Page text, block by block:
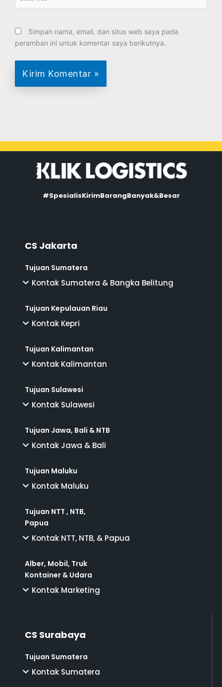
Web
Simpan nama, email, dan situs web saya pada
peramban ini untuk komentar saya berikutnya.
#SpesialisKirimBarangBanyak&Besar
CS Jakarta
Tujuan Sumatera
Kontak Sumatera & Bangka Belitung
Tujuan Kepulauan Riau
Kontak Kepri
Tujuan Kalimantan
Kontak Kalimantan
Tujuan Sulawesi
Kontak Sulawesi
Tujuan Jawa, Bali & NTB
Kontak Jawa & Bali
Tujuan Maluku
Kontak Maluku
Tujuan NTT , NTB,
Papua
Kontak NTT, NTB, & Papua
Alber, Mobil, Truk
Kontainer & Udara
Kontak Marketing
CS Surabaya
Tujuan Sumatera
Kontak Sumatera